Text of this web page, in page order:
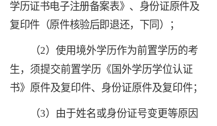
学历证书电子注册备案表》、身份证原件及
复印件（原件核验后即退还，下同）；
（2）使用境外学历作为前置学历的考
生，须提交前置学历《国外学历学位认证
书》原件及复印件、身份证原件及复印件；
（3） 由于姓名或身份证号变更等原因